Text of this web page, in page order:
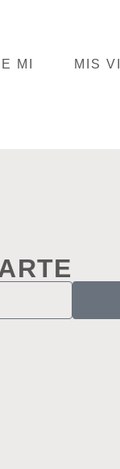
MI MIS